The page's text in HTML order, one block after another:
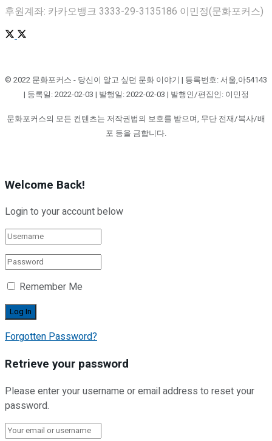
후원계좌: 카카오뱅크 3333-29-3135186 이민정(문화포커스)
© 2022 문화포커스 - 당신이 알고 싶던 문화 이야기 | 등록번호: 서울,아54143
| 등록일: 2022-02-03 | 발행일: 2022-02-03 | 발행인/편집인: 이민정
문화포커스의 모든 컨텐츠는 저작권법의 보호를 받으며, 무단 전재/복사/배
포 등을 금합니다.
Welcome Back!
Login to your account below
Remember Me
Forgotten Password?
Retrieve your password
Please enter your username or email address to reset your
password.